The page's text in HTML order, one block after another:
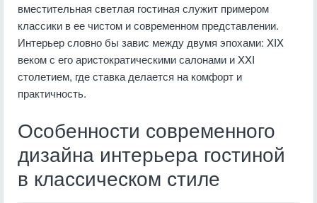
вместительная светлая гостиная служит примером
классики в ее чистом и современном представлении.
Интерьер словно бы завис между двумя эпохами: XIX
веком с его аристократическими салонами и XXI
столетием, где ставка делается на комфорт и
практичность.
Особенности современного
дизайна интерьера гостиной
в классическом стиле